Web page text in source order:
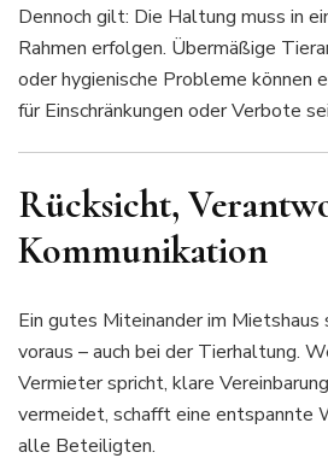
Dennoch gilt: Die Haltung muss in
Rahmen erfolgen. Übermäßige
oder hygienische Probleme können
für Einschränkungen oder Verbote
Rücksicht,
Kommunikation
Ein gutes Miteinander im
voraus – auch bei der Tierhaltung.
Vermieter spricht, klare
vermeidet, schafft eine entspannte
alle Beteiligten.